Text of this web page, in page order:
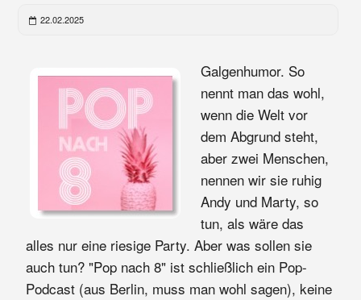
22.02.2025
Galgenhumor. So
nennt man das wohl,
wenn die Welt vor
dem Abgrund steht,
aber zwei Menschen,
nennen wir sie ruhig
Andy und Marty, so
tun, als wäre das
alles nur eine riesige Party. Aber was sollen sie
auch tun? "Pop nach 8" ist schließlich ein Pop-
Podcast (aus Berlin, muss man wohl sagen), keine